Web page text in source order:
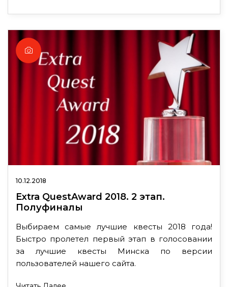
10.12.2018
Extra QuestAward 2018. 2 этап.
Полуфиналы
Выбираем самые лучшие квесты 2018 года!
Быстро пролетел первый этап в голосовании
за лучшие квесты Минска по версии
пользователей нашего сайта.